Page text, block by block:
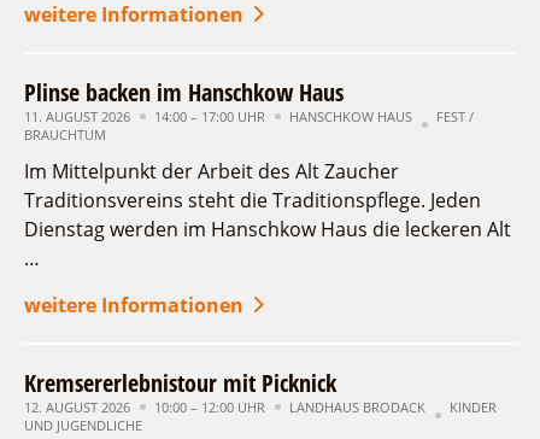
weitere Informationen
Plinse backen im Hanschkow Haus
11. AUGUST 2026 14:00 – 17:00 UHR HANSCHKOW HAUS
FEST /
BRAUCHTUM
Im Mittelpunkt der Arbeit des Alt Zaucher
Traditionsvereins steht die Traditionspflege. Jeden
Dienstag werden im Hanschkow Haus die leckeren Alt
…
weitere Informationen
Kremsererlebnistour mit Picknick
12. AUGUST 2026 10:00 – 12:00 UHR LANDHAUS BRODACK
KINDER
UND JUGENDLICHE